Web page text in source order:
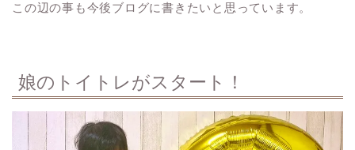
この辺の事も今後ブログに書きたいと思っています。
娘のトイトレがスタート！